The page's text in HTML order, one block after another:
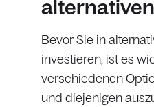
Bevor Sie in
investieren, ist es
verschiedenen
und diejenigen